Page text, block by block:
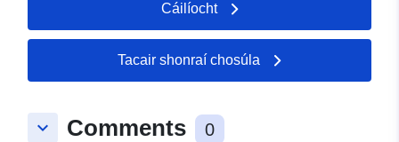
Cáilíocht
Tacair shonraí chosúla
keyboard_arrow_down Comments 0